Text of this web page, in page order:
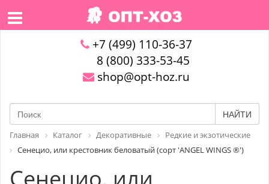
+7 (499) 110-36-37
8 (800) 333-53-45
shop@opt-hoz.ru
НАЙТИ
Главная Каталог Декоративные
Редкие и экзотические
Сенецио, или крестовник беловатый (сорт 'ANGEL WINGS ®')
Сенецио, или